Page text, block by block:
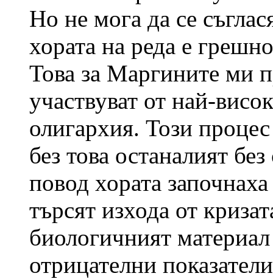
Но не мога да се
хората на реда е
Това за Маргините ми
участвуват от най-
олигархия. Този
без това останалият
повод хората
търсят изхода от
биологичният
отрицателни